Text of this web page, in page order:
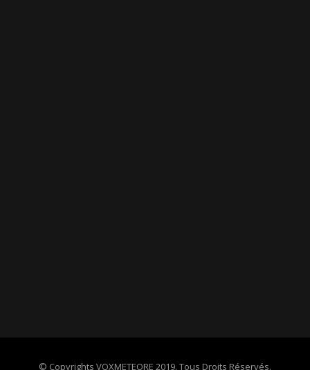
© Copyrights VOXMETEORE 2019. Tous Droits Réservés.